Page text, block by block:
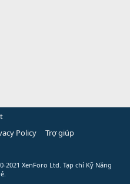
Policy
Trợ giúp
2021 XenForo Ltd. Tạp chí Kỹ Năng